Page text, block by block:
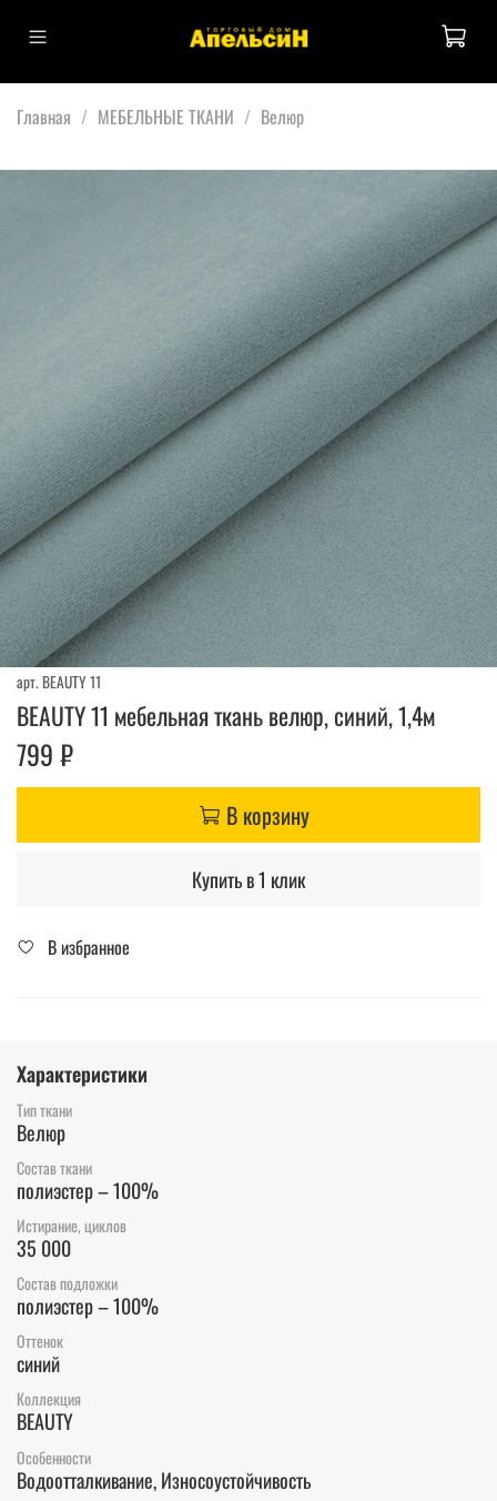
Главная МЕБЕЛЬНЫЕ ТКАНИ Велюр
арт. BEAUTY 11
BEAUTY 11 мебельная ткань велюр, синий, 1,4м
799 ₽
В корзину
Купить в 1 клик
В избранное
Характеристики
Тип ткани
Велюр
Состав ткани
полиэстер – 100%
Истирание, циклов
35 000
Состав подложки
полиэстер – 100%
Оттенок
синий
Коллекция
BEAUTY
Особенности
Водоотталкивание, Износоустойчивость